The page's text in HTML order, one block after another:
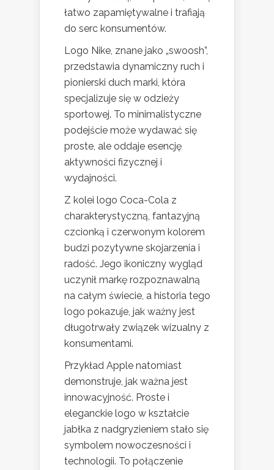
łatwo zapamiętywalne i trafiają
do serc konsumentów.
Logo Nike, znane jako „swoosh”,
przedstawia dynamiczny ruch i
pionierski duch marki, która
specjalizuje się w odzieży
sportowej. To minimalistyczne
podejście może wydawać się
proste, ale oddaje esencję
aktywności fizycznej i
wydajności.
Z kolei logo Coca-Cola z
charakterystyczną, fantazyjną
czcionką i czerwonym kolorem
budzi pozytywne skojarzenia i
radość. Jego ikoniczny wygląd
uczynił markę rozpoznawalną
na całym świecie, a historia tego
logo pokazuje, jak ważny jest
długotrwały związek wizualny z
konsumentami.
Przykład Apple natomiast
demonstruje, jak ważna jest
innowacyjność. Proste i
eleganckie logo w kształcie
jabłka z nadgryzieniem stało się
symbolem nowoczesności i
technologii. To połączenie